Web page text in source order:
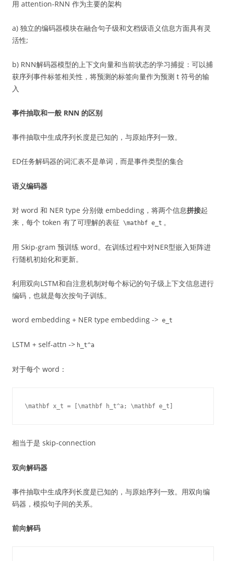
用 attention-RNN 作为主要的架构
a) 独立的编码器模块在融合句子级和文档级语义信息方面具有灵
活性;
b) RNN解码器模型的上下文向量和当前状态的学习捕捉：可以捕
获序列事件标签相关性，将预测的标签向量作为预测 t 符号的输
入
事件抽取和一般 RNN 的区别
事件抽取中生成序列长度是已知的，与原始序列一致。
ED任务解码器的词汇表不是单词，而是事件类型的集合
语义编码器
对 word 和 NER type 分别做 embedding，将两个信息拼接起
来，每个 token 有了可理解的表征 \mathbf e_t 。
用 Skip-gram 预训练 word。在训练过程中对NER型嵌入矩阵进
行随机初始化和更新。
利用双向LSTM和自注意机制对每个标记的句子级上下文信息进行
编码，也就是每次按句子训练。
word embedding + NER type embedding -> e_t
LSTM + self-attn -> h_t^a
对于每个 word：
\mathbf x_t = [\mathbf h_t^a; \mathbf e_t]
相当于是 skip-connection
双向解码器
事件抽取中生成序列长度是已知的，与原始序列一致。用双向编
码器，模拟句子间的关系。
前向解码